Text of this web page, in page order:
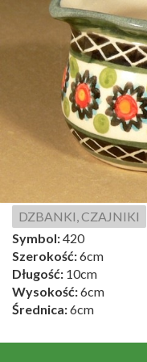
DZBANKI, CZAJNIKI
Symbol:420
Szerokość:6cm
Długość: 10cm
Wysokość:6cm
Średnica:6cm